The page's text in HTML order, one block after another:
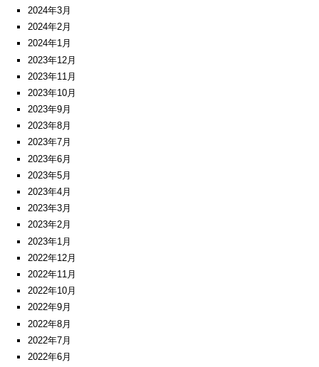
2024年3月
2024年2月
2024年1月
2023年12月
2023年11月
2023年10月
2023年9月
2023年8月
2023年7月
2023年6月
2023年5月
2023年4月
2023年3月
2023年2月
2023年1月
2022年12月
2022年11月
2022年10月
2022年9月
2022年8月
2022年7月
2022年6月